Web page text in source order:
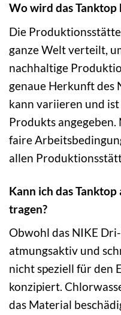
Wo wird das Tanktop
Die
ganze Welt verteilt,
nachhaltige
genaue Herkunft des
kann variieren und
Produkts
faire
allen
Kann ich das
tragen?
Obwohl das NIKE
atmungsaktiv und
nicht speziell für den
konzipiert.
das Material